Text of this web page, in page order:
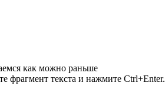
как можно раньше
фрагмент текста и нажмите Ctrl+Enter.